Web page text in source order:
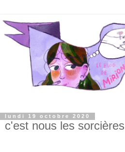
lundi 19 octobre 2020
c'est nous les sorcières